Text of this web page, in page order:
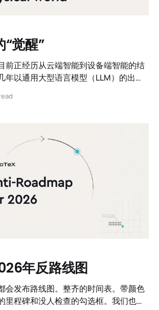
“觉醒”
前正经历从云端智能到设备端智能的结
年以通用大型语言模型（LLM）的出现
AI模型将本地运行在智能设备、机器和
年反路线图
会发布路线图。整齐的时间表。带颜色
里程碑和没人检查的勾选框。我们也做